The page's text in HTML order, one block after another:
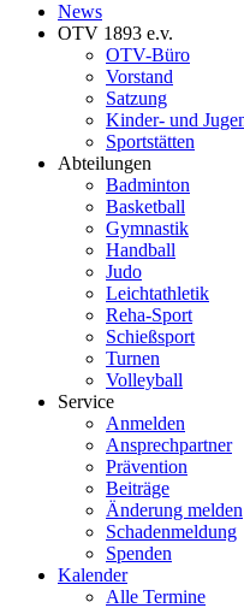
News
OTV 1893 e.v.
OTV-Büro
Vorstand
Satzung
Kinder- und
Sportstätten
Abteilungen
Badminton
Basketball
Gymnastik
Handball
Judo
Leichtathletik
Reha-Sport
Schießsport
Turnen
Volleyball
Service
Anmelden
Ansprechpartner
Prävention
Beiträge
Änderung melden
Schadenmeldung
Spenden
Kalender
Alle Termine